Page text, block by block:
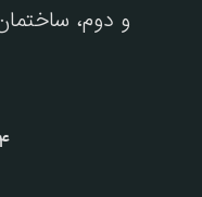
و دوم،